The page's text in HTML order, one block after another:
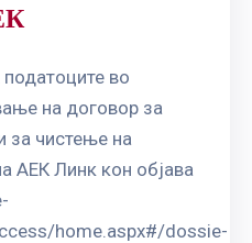
во
на договор за
за чистење на
АЕК Линк кон објава
home.aspx#/dossie-